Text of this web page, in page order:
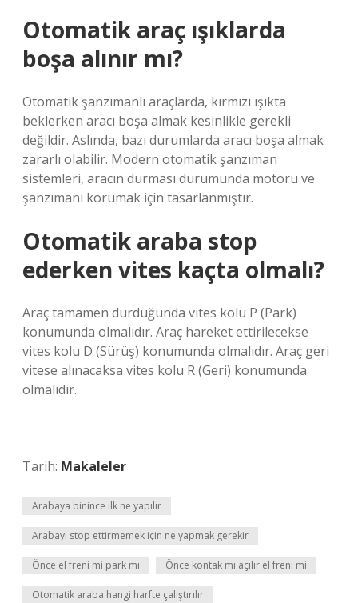
Otomatik araç ışıklarda
boşa alınır mı?
Otomatik şanzımanlı araçlarda, kırmızı ışıkta
beklerken aracı boşa almak kesinlikle gerekli
değildir. Aslında, bazı durumlarda aracı boşa almak
zararlı olabilir. Modern otomatik şanzıman
sistemleri, aracın durması durumunda motoru ve
şanzımanı korumak için tasarlanmıştır.
Otomatik araba stop
ederken vites kaçta olmalı?
Araç tamamen durduğunda vites kolu P (Park)
konumunda olmalıdır. Araç hareket ettirilecekse
vites kolu D (Sürüş) konumunda olmalıdır. Araç geri
vitese alınacaksa vites kolu R (Geri) konumunda
olmalıdır.
Tarih: Makaleler
Arabaya binince ilk ne yapılır
Arabayı stop ettirmemek için ne yapmak gerekir
Önce el freni mi park mı Önce kontak mı açılır el freni mi
Otomatik araba hangi harfte çalıştırılır